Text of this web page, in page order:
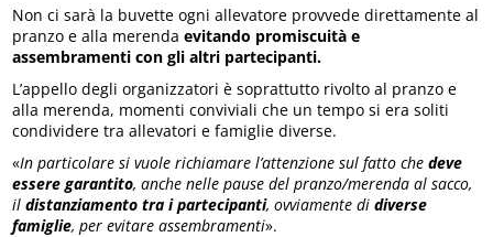
Non ci sarà la buvette ogni allevatore provvede direttamente al
pranzo e alla merendaevitando promiscuità e
assembramenti con gli altri partecipanti.
L’appello degli organizzatori è soprattutto rivolto al pranzo e
alla merenda, momenti conviviali che un tempo si era soliti
condividere tra allevatori e famiglie diverse.
«In particolare si vuole richiamare l’attenzione sul fatto che deve
essere garantito, anche nelle pause del pranzo/merenda al sacco,
ildistanziamento tra i partecipanti, ovviamente didiverse
famiglie, per evitare assembramenti».